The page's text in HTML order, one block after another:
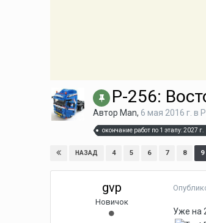
Р-256:
Автор Man,6 мая 2016 г. в
окончание работ по 1 этапу: 2027 г.
НАЗАД 4 5 6 7 8 9
gvp
Новичок
Уже на